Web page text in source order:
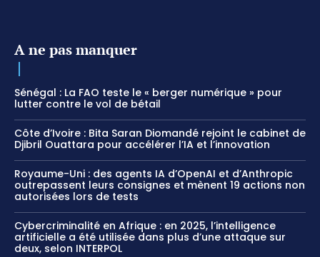
A ne pas manquer
Sénégal : La FAO teste le « berger numérique » pour
lutter contre le vol de bétail
Côte d’Ivoire : Bita Saran Diomandé rejoint le cabinet de
Djibril Ouattara pour accélérer l’IA et l’innovation
Royaume-Uni : des agents IA d’OpenAI et d’Anthropic
outrepassent leurs consignes et mènent 19 actions non
autorisées lors de tests
Cybercriminalité en Afrique : en 2025, l’intelligence
artificielle a été utilisée dans plus d’une attaque sur
deux, selon INTERPOL